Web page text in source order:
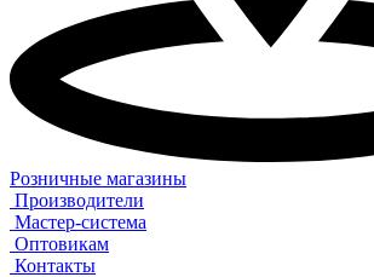
Розничные магазины
Производители
Мастер-система
Оптовикам
Контакты